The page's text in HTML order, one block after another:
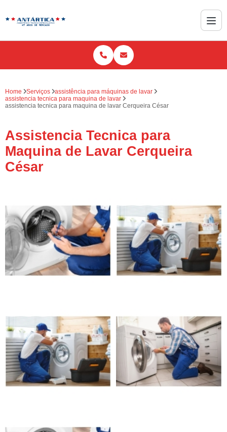
Home Serviços
assistência para máquinas de lavar
assistencia tecnica para maquina de lavar
assistencia tecnica para maquina de lavar Cerqueira César
Assistencia Tecnica para
Maquina de Lavar Cerqueira
César